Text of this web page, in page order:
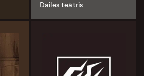
Dailes teātris